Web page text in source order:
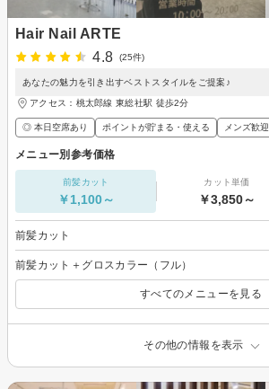
Hair Nail ARTE
4.8
(25件)
あなたの魅力を引き出すベストスタイルをご提案♪
アクセス：桃太郎線 東総社駅 徒歩2分
◎ 本日空席あり ポイントが貯まる・使える メンズ歓迎
メニュー別参考価格
前髪カット
￥1,100～
カット単価
￥3,850～
前髪カット
前髪カット＋グロスカラー（フル）
すべてのメニューを見る
その他の情報を表示